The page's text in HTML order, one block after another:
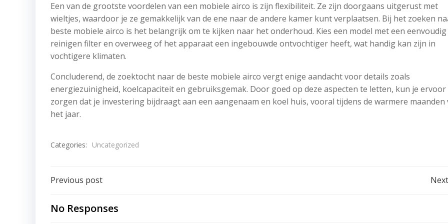
Een van de grootste voordelen van een mobiele airco is zijn flexibiliteit. Ze zijn doorgaans uitgerust met
wieltjes, waardoor je ze gemakkelijk van de ene naar de andere kamer kunt verplaatsen. Bij het zoeken
beste mobiele airco is het belangrijk om te kijken naar het onderhoud. Kies een model met een
reinigen filter en overweeg of het apparaat een ingebouwde ontvochtiger heeft, wat handig kan zijn in
vochtigere klimaten.
Concluderend, de zoektocht naar de beste mobiele airco vergt enige aandacht voor details zoals
energiezuinigheid, koelcapaciteit en gebruiksgemak. Door goed op deze aspecten te letten, kun je ervoor
zorgen dat je investering bijdraagt aan een aangenaam en koel huis, vooral tijdens de warmere maanden
het jaar.
Categories: Uncategorized
Post
navigation
Previous post
No Responses